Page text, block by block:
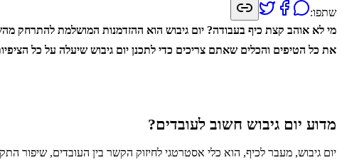
שתפו:
מי לא אוהב קצת כיף בעבודה? יום גיבוש הוא ההזדמנות המושלמת להתרחק
את כל הטיפים והכלים שאתם צריכים כדי לתכנן יום גיבוש שיעלה על כל
מדוע יום גיבוש חשוב לעובדים?
יום גיבוש, מעבר לכיף, הוא כלי אסטרטגי לחיזוק הקשר בין העובדים, שיפור